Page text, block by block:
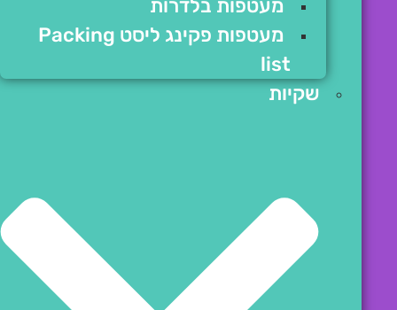
מעטפות בלדרות
מעטפות פקינג ליסט Packing
list
שקיות